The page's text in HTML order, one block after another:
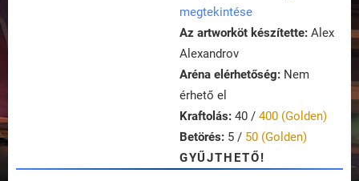
megtekintése
Az artworköt készítette: Alex
Alexandrov
Aréna elérhetőség: Nem
érhető el
Kraftolás: 40 / 400 (Golden)
Betörés: 5 / 50 (Golden)
GYŰJTHETŐ!